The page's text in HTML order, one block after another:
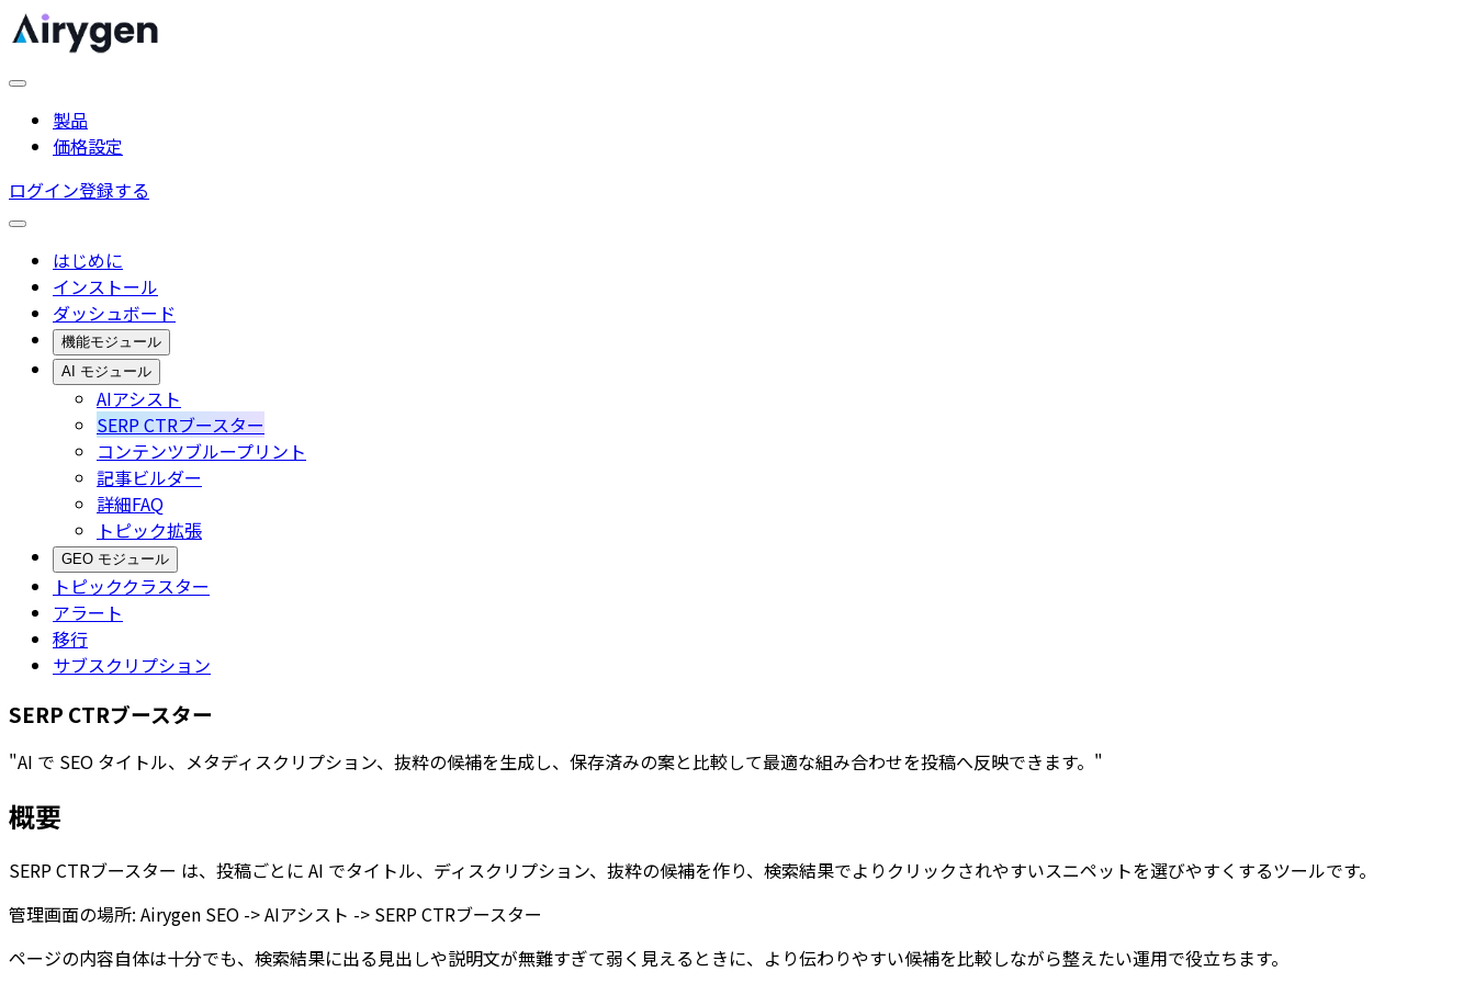
製品
価格設定
ログイン登録する
はじめに
インストール
ダッシュボード
機能モジュール
AI モジュール
AIアシスト
SERP CTRブースター
コンテンツブループリント
記事ビルダー
詳細FAQ
トピック拡張
GEO モジュール
トピッククラスター
アラート
移行
サブスクリプション
SERP CTRブースター
"AI で SEO タイトル、メタディスクリプション、抜粋の候補を生成し、保存済みの案と比較して最適な組み合わせを投稿へ反映できます。"
概要
SERP CTRブースター は、投稿ごとに AI でタイトル、ディスクリプション、抜粋の候補を作り、検索結果でよりクリックされやすいスニペットを選びやすくするツールです。
管理画面の場所: Airygen SEO -> AIアシスト -> SERP CTRブースター
ページの内容自体は十分でも、検索結果に出る見出しや説明文が無難すぎて弱く見えるときに、より伝わりやすい候補を比較しながら整えたい運用で役立ちます。